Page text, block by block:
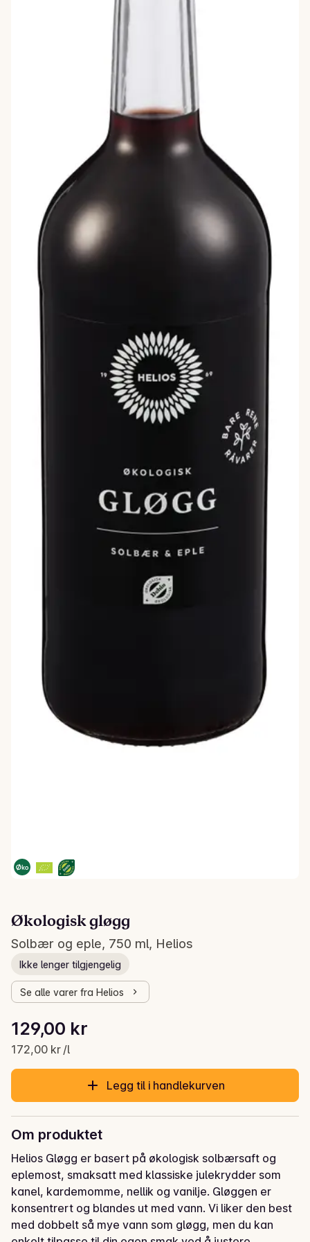
Økologisk gløgg
Solbær og eple, 750 ml, Helios
Ikke lenger tilgjengelig
Se alle varer fra Helios
Gjeldende pris er: 129,00 kr
129,00 kr
172,00 kr /l
Stykkpris: 172,00 kr /l
Legg til i handlekurven
Om produktet
Helios Gløgg er basert på økologisk solbærsaft og
eplemost, smaksatt med klassiske julekrydder som
kanel, kardemomme, nellik og vanilje. Gløggen er
konsentrert og blandes ut med vann. Vi liker den best
med dobbelt så mye vann som gløgg, men du kan